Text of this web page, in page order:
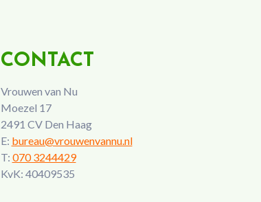
CONTACT
Vrouwen van Nu
Moezel 17
2491 CV Den Haag
E: bureau@vrouwenvannu.nl
T: 070 3244429
KvK: 40409535